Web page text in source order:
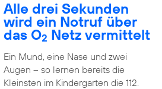
Alle drei Sekunden
wird ein Notruf über
das O2 Netz vermittelt
Ein Mund, eine Nase und zwei
Augen – so lernen bereits die
Kleinsten im Kindergarten die 112.